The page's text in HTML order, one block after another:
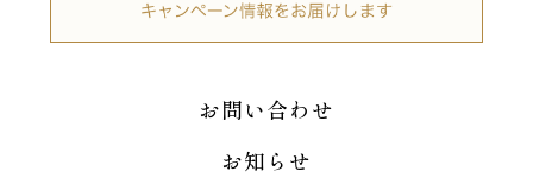
お問い合わせ
お知らせ